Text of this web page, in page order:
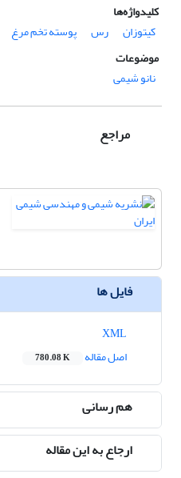
کلیدواژه‌ها
کیتوزان
رس پوسته تخم مرغ
موضوعات
نانو شیمی
مراجع
فایل ها
اصل مقاله
780.08 K
هم رسانی
ارجاع به این مقاله